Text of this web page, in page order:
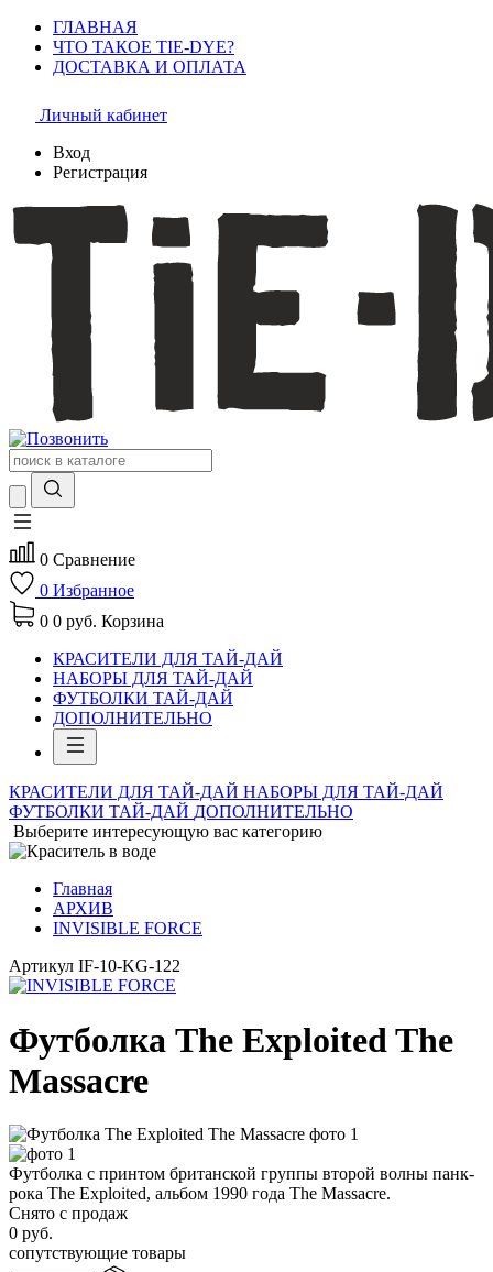
ГЛАВНАЯ
ЧТО ТАКОЕ TIE-DYE?
ДОСТАВКА И ОПЛАТА
Личный кабинет
Вход
Регистрация
0 Сравнение
0 Избранное
0 0 руб. Корзина
КРАСИТЕЛИ ДЛЯ ТАЙ-ДАЙ
НАБОРЫ ДЛЯ ТАЙ-ДАЙ
ФУТБОЛКИ ТАЙ-ДАЙ
ДОПОЛНИТЕЛЬНО
КРАСИТЕЛИ ДЛЯ ТАЙ-ДАЙ НАБОРЫ ДЛЯ ТАЙ-ДАЙ
ФУТБОЛКИ ТАЙ-ДАЙ ДОПОЛНИТЕЛЬНО
Выберите интересующую вас категорию
Главная
АРХИВ
INVISIBLE FORCE
Артикул IF-10-KG-122
Футболка The Exploited The
Massacre
Футболка с принтом британской группы второй волны панк-
рока The Exploited, альбом 1990 года The Massacre.
Снято с продаж
0 руб.
сопутствующие товары